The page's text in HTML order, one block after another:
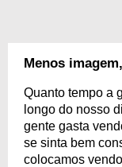
Menos
Quanto tempo a
longo do nosso
gente gasta
se sinta bem
colocamos